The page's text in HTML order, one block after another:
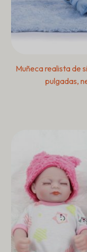
Muñeca realista de
pulgadas,